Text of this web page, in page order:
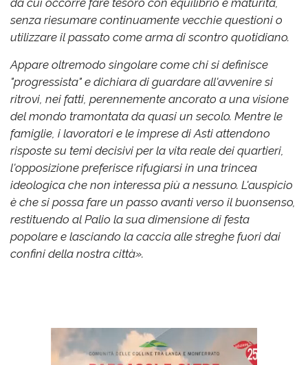
da cui occorre fare tesoro con equilibrio e maturità,
senza riesumare continuamente vecchie questioni o
utilizzare il passato come arma di scontro quotidiano.
Appare oltremodo singolare come chi si definisce
"progressista" e dichiara di guardare all'avvenire si
ritrovi, nei fatti, perennemente ancorato a una visione
del mondo tramontata da quasi un secolo. Mentre le
famiglie, i lavoratori e le imprese di Asti attendono
risposte su temi decisivi per la vita reale dei quartieri,
l'opposizione preferisce rifugiarsi in una trincea
ideologica che non interessa più a nessuno. L'auspicio
è che si possa fare un passo avanti verso il buonsenso,
restituendo al Palio la sua dimensione di festa
popolare e lasciando la caccia alle streghe fuori dai
confini della nostra città».